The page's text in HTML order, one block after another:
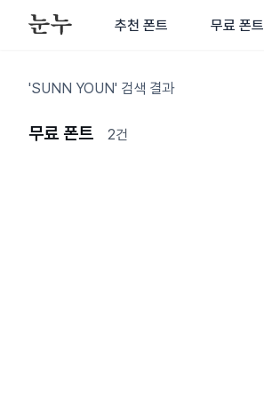
추천 폰트 무료 폰트
'SUNN YOUN' 검색 결과
무료 폰트 2건